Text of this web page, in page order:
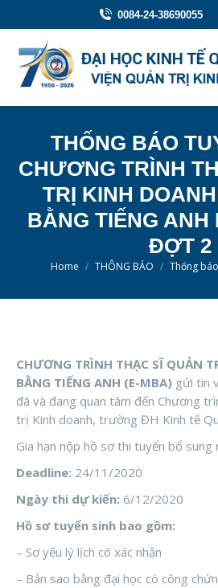
0084-24-38690055
THỐNG BÁO
CHƯƠNG TRÌNH
TRỊ KINH
BẰNG TIẾNG ANH
ĐỢT 2
You are here:
Home THÔNG BÁO Thống
CHƯƠNG TRÌNH THẠC SĨ QUẢN
BẰNG TIẾNG ANH (E-MBA) gửi tin
đã và đang quan tâm đến Chương
trị Kinh doanh, trường ĐH Kinh tế
Gia hạn nộp hồ sơ thi tuyển bổ sung
Deadline: 24/11/2020
Ngày thi dự kiến: 6/12/2020
Hồ sơ tuyển sinh bao gồm:
– Sơ yếu lý lịch có xác nhận
– Bản sao bằng đại học có công